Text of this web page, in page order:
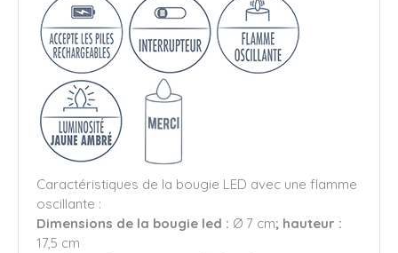
Caractéristiques de la bougie LED avec une flamme
oscillante :
Dimensions de la bougie led : Ø 7 cm; hauteur :
17,5 cm